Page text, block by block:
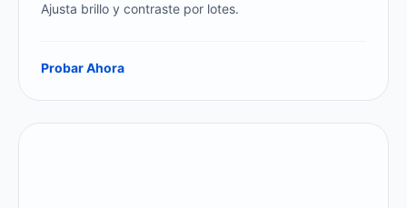
Ajusta brillo y contraste por lotes.
Probar Ahora